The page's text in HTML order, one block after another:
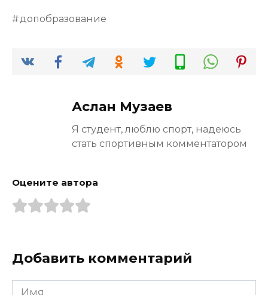
допобразование
Аслан Музаев
Я студент, люблю спорт, надеюсь
стать спортивным комментатором
Оцените автора
Добавить комментарий
Имя